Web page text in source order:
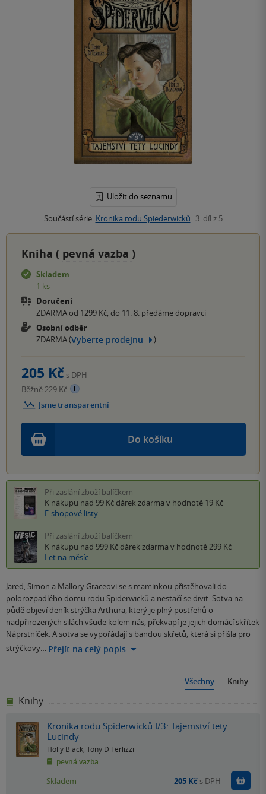
Uložit do seznamu
Součástí série: Kronika rodu Spiederwicků 3. díl z 5
Kniha ( pevná vazba )
Skladem
1 ks
Doručení
ZDARMA od 1299 Kč, do 11. 8. předáme dopravci
Osobní odběr
ZDARMA (Vyberte prodejnu )
Do košíku
205 Kč s DPH
Běžně 229 Kč
Jsme transparentní
Při zaslání zboží balíčkem
K nákupu nad 99 Kč dárek zdarma v hodnotě 19 Kč
E-shopové listy
Při zaslání zboží balíčkem
K nákupu nad 999 Kč dárek zdarma v hodnotě 299 Kč
Let na měsíc
Jared, Simon a Mallory Graceovi se s maminkou přistěhovali do
polorozpadlého domu rodu Spiderwicků a nestačí se divit. Sotva na
půdě objeví deník strýčka Arthura, který je plný postřehů o
nadpřirozených silách všude kolem nás, překvapí je jejich domácí skřítek
Náprstníček. A sotva se vypořádají s bandou skřetů, která si přišla pro
strýčkovy… Přejít na celý popis
Všechny Knihy
Knihy
Kronika rodu Spiderwicků I/3: Tajemství tety
Lucindy
Holly Black Tony DiTerlizzi
pevná vazba
Skladem 205 Kč s DPH